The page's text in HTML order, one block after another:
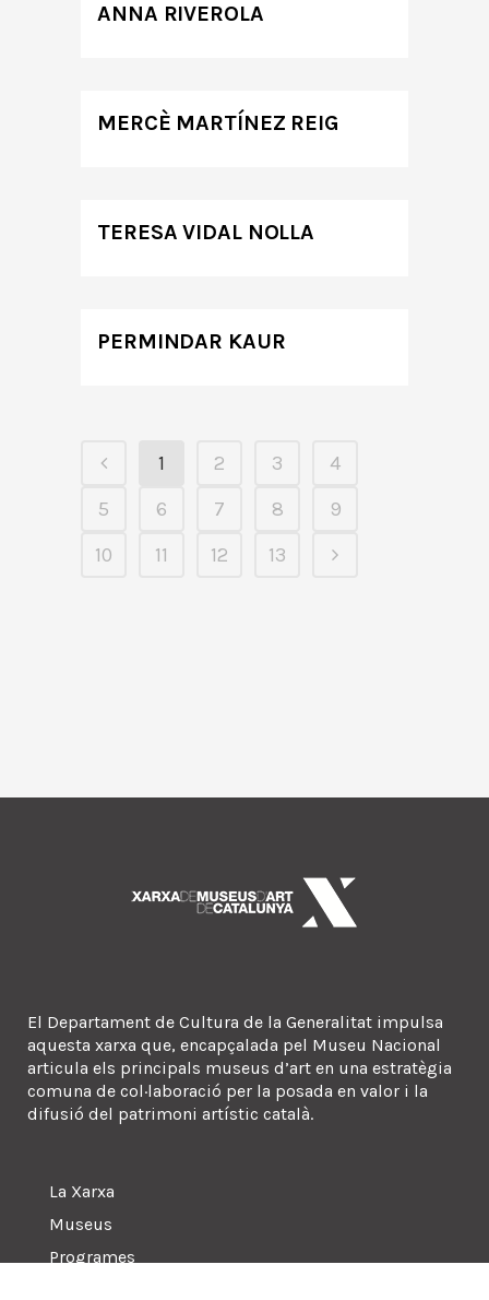
ANNA RIVEROLA
MERCÈ MARTÍNEZ REIG
TERESA VIDAL NOLLA
PERMINDAR KAUR
1 2 3
4
5
6 7 8
9
10
11 12 13
El Departament de Cultura de la Generalitat impulsa
aquesta xarxa que, encapçalada pel Museu Nacional
articula els principals museus d’art en una estratègia
comuna de col·laboració per la posada en valor i la
difusió del patrimoni artístic català.
La Xarxa
Museus
Programes